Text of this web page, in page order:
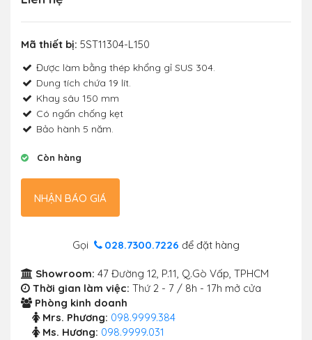
Mã thiết bị: 5ST11304-L150
Được làm bằng thép khổng gỉ SUS 304.
Dung tích chứa 19 lít.
Khay sâu 150 mm
Có ngấn chống kẹt
Bảo hành 5 năm.
Còn hàng
NHẬN BÁO GIÁ
Gọi 028.7300.7226 để đặt hàng
Showroom: 47 Đường 12, P.11, Q.Gò Vấp, TPHCM
Thời gian làm việc: Thứ 2 - 7 / 8h - 17h mở cửa
Phòng kinh doanh
Mrs. Phương: 098.9999.384
Ms. Hương: 098.9999.031